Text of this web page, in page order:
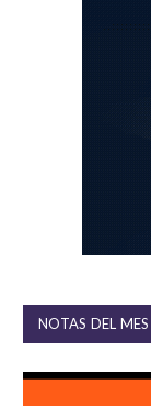
NOTAS DEL MES